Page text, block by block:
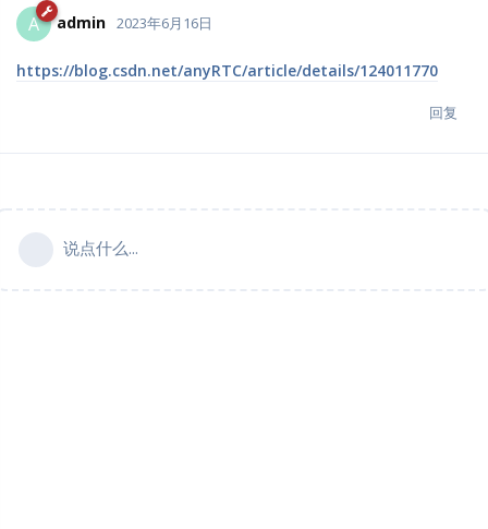
A admin 2023年6月16日
https://blog.csdn.net/anyRTC/article/details/124011770
回复
说点什么...